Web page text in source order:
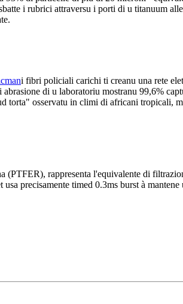
i rubrici attraversu i porti di u titanuum
i fibri policiali carichi ti creanu una rete
di u laboratoriu mostranu 99,6%
osservatu in climi di africani tropicali,
rappresenta l'equivalente di
precisamente timed 0.3ms burst à